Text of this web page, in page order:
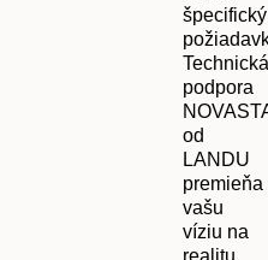
Technická
podpora
od
LANDU
premieňa
vašu
víziu na